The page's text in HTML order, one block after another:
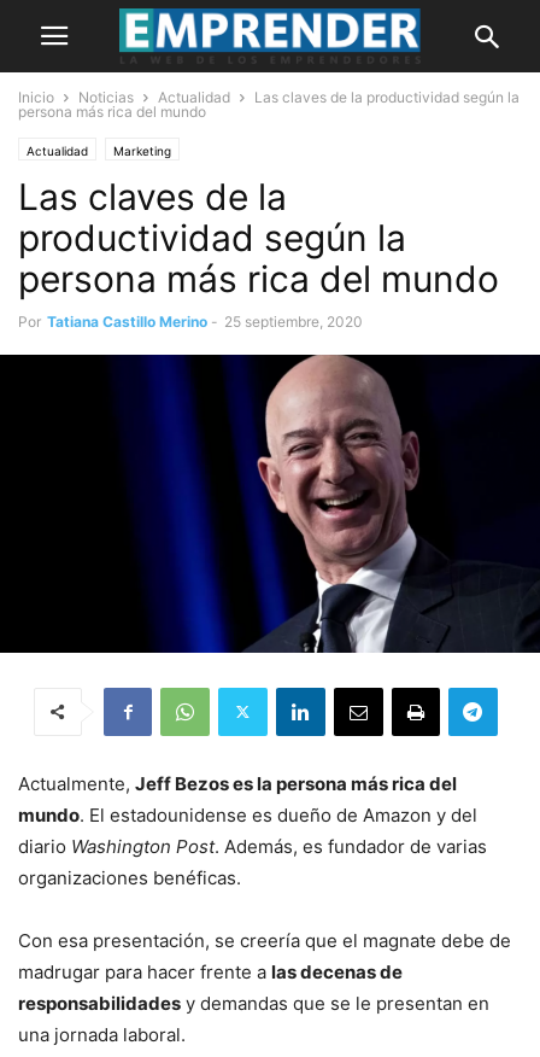
Inicio Noticias Actualidad
Las claves de la productividad según la
persona más rica del mundo
Actualidad Marketing
Las claves de la
productividad según la
persona más rica del mundo
Por Tatiana Castillo Merino - 25 septiembre, 2020
Actualmente, Jeff Bezos es la persona más rica del
mundo. El estadounidense es dueño de Amazon y del
diario Washington Post. Además, es fundador de varias
organizaciones benéficas.
Con esa presentación, se creería que el magnate debe de
madrugar para hacer frente a las decenas de
responsabilidades y demandas que se le presentan en
una jornada laboral.